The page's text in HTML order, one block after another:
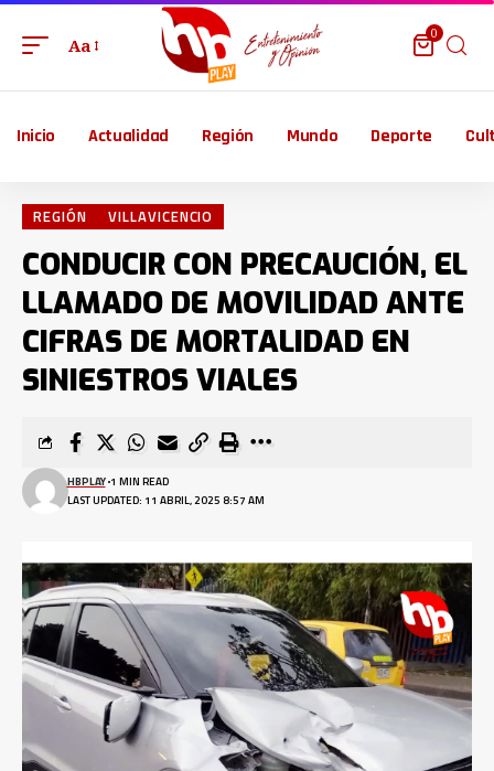
Aa
0
Inicio Actualidad Región Mundo Deporte
REGIÓN VILLAVICENCIO
CONDUCIR CON PRECAUCIÓN, EL
LLAMADO DE MOVILIDAD ANTE
CIFRAS DE MORTALIDAD EN
SINIESTROS VIALES
LAST UPDATED: 11 ABRIL, 2025 8:57 AM
HBPLAY 1 MIN READ